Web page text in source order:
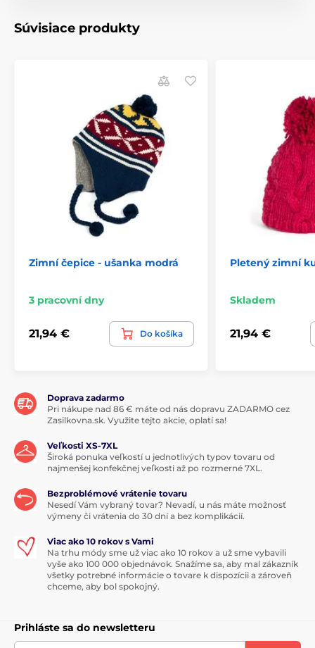
Súvisiace produkty
Zimní čepice - ušanka modrá
3 pracovní dny
21,94 € Do košíka
Pletený zimní
Skladem
21,94 €
Doprava zadarmo
Pri nákupe nad 86 € máte od nás dopravu ZADARMO cez
Zasilkovna.sk. Využite tejto akcie, oplatí sa!
Veľkosti XS-7XL
Široká ponuka veľkostí u jednotlivých typov tovaru od
najmenšej konfekčnej veľkosti až po rozmerné 7XL.
Bezproblémové vrátenie tovaru
Nesedí Vám vybraný tovar? Nevadí, u nás máte možnosť
výmeny či vrátenia do 30 dní a bez komplikácií.
Viac ako 10 rokov s Vami
Na trhu módy sme už viac ako 10 rokov a už sme vybavili
vyše ako 100 000 objednávok. Snažíme sa, aby mal zákazník
všetky potrebné informácie o tovare k dispozícii a zároveň
chceme, aby bol spokojný.
Prihláste sa do newsletteru